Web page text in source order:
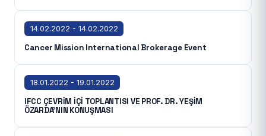
14.02.2022 - 14.02.2022
Cancer Mission International Brokerage Event
18.01.2022 - 19.01.2022
IFCC ÇEVRİM İÇİ TOPLANTISI VE PROF. DR. YEŞİM
ÖZARDA'NIN KONUŞMASI